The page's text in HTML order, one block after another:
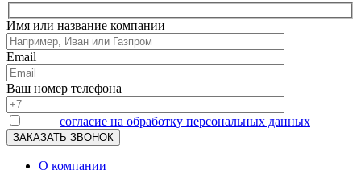
Имя или название компании
Email
Ваш номер телефона
согласие на обработку персональных данных
О компании